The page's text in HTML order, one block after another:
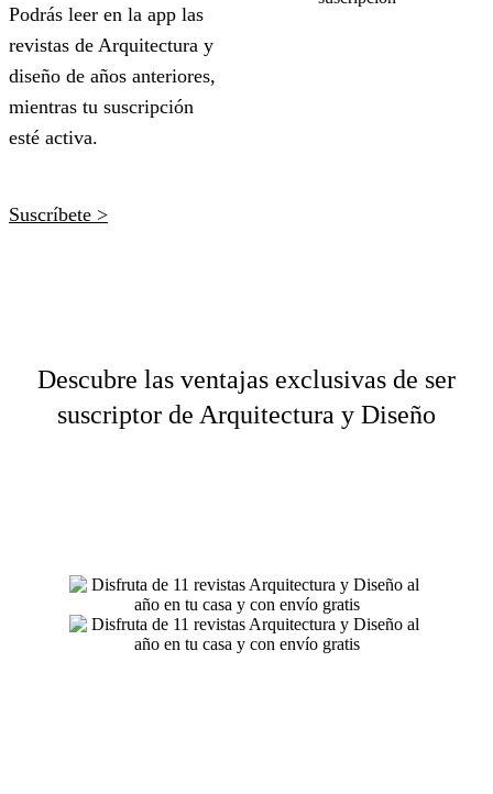
Podrás leer en la app las
revistas de Arquitectura y
diseño de años anteriores,
mientras tu suscripción
esté activa.
Suscríbete >
Descubre las ventajas exclusivas de ser
suscriptor de Arquitectura y Diseño